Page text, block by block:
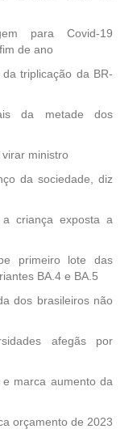
para Covid-19
de ano
triplicação da BR-
da metade dos
ministro
da sociedade, diz
criança exposta a
primeiro lote das
BA.4 e BA.5
dos brasileiros não
afegãs por
marca aumento da
orçamento de 2023